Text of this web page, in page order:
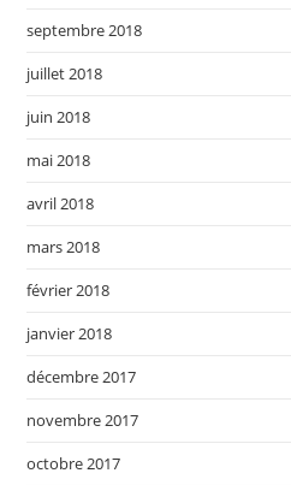
septembre 2018
juillet 2018
juin 2018
mai 2018
avril 2018
mars 2018
février 2018
janvier 2018
décembre 2017
novembre 2017
octobre 2017